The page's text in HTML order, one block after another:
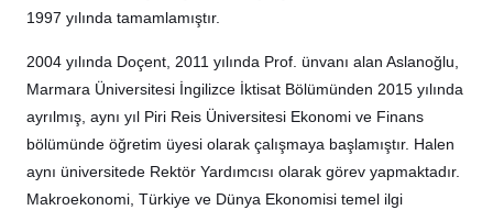
1997 yılında tamamlamıştır.
2004 yılında Doçent, 2011 yılında Prof. ünvanı alan Aslanoğlu,
Marmara Üniversitesi İngilizce İktisat Bölümünden 2015 yılında
ayrılmış, aynı yıl Piri Reis Üniversitesi Ekonomi ve Finans
bölümünde öğretim üyesi olarak çalışmaya başlamıştır. Halen
aynı üniversitede Rektör Yardımcısı olarak görev yapmaktadır.
Makroekonomi, Türkiye ve Dünya Ekonomisi temel ilgi